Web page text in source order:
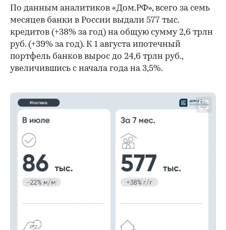
По данным аналитиков «Дом.РФ», всего за семь
месяцев банки в России выдали 577 тыс.
кредитов (+38% за год) на общую сумму 2,6 трлн
руб. (+39% за год). К 1 августа ипотечный
портфель банков вырос до 24,6 трлн руб.,
увеличившись с начала года на 3,5%.